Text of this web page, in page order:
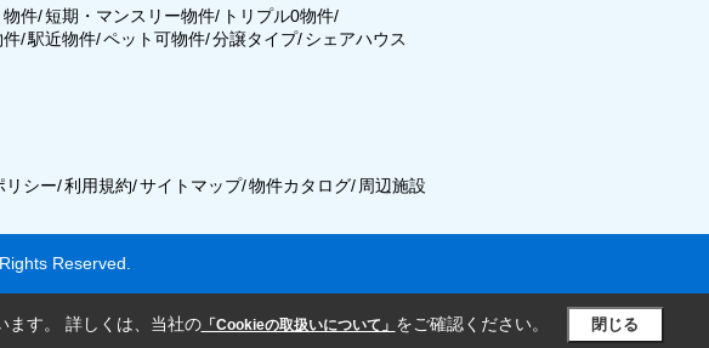
物件/短期・マンスリー物件/ トリプル0物件/
件/駅近物件/ペット可物件/分譲タイプ/シェアハウス
リシー/利用規約/サイトマップ/物件カタログ/ 周辺施設
Reserved.
ます。 詳しくは、当社の「Cookieの取扱いについて」 をご確認ください。 閉じる